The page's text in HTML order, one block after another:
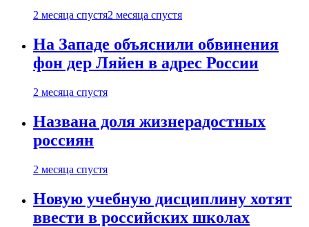
2 месяца спустя2 месяца спустя
На Западе объяснили обвинения
фон дер Ляйен в адрес России
2 месяца спустя
Названа доля жизнерадостных
россиян
2 месяца спустя
Новую учебную дисциплину хотят
ввести в российских школах